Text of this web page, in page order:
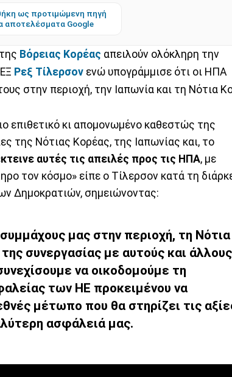
ως προτιμώμενη πηγή
αποτελέσματα Google
Βόρειας Κορέας απειλούν ολόκληρη την
Ρεξ Τίλερσον ενώ υπογράμμισε ότι οι ΗΠΑ
στην περιοχή, την Ιαπωνία και τη Νότια
επιθετικό κι απομονωμένο καθεστώς της
της Νότιας Κορέας, της Ιαπωνίας και, το
αυτές τις απειλές προς τις ΗΠΑ, με
τον κόσμο» είπε ο Τίλερσον κατά τη
Δημοκρατιών, σημειώνοντας:
μας στην περιοχή, τη Νότια
συνεργασίας με αυτούς και άλλους
να οικοδομούμε τη
των ΗΕ προκειμένου να
μέτωπο που θα στηρίζει τις
ασφάλειά μας.